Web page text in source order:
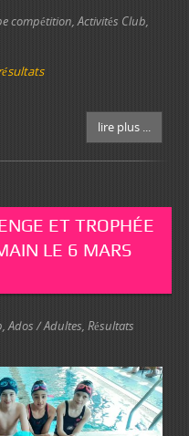
compétition,Activités Club,
lire plus ...
ET TROPHÉE
LE 6 MARS
,Ados / Adultes, Résultats